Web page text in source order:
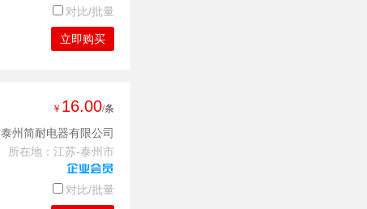
对比/批量
立即购买
￥ 16.00/条
泰州简耐电器有限公司
所在地：江苏-泰州市
对比/批量